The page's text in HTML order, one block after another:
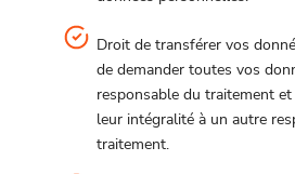
Droit de transférer vos
de demander toutes vos
responsable du traitement
leur intégralité à un autre
traitement.